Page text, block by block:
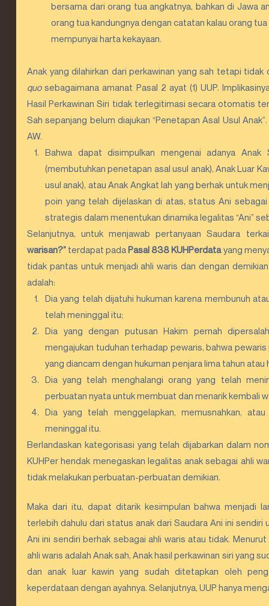
bersama dari orang tua angkatnya, bahkan di Jawa
orang tua kandungnya dengan catatan kalau orang
mempunyai harta kekayaan.
Anak yang dilahirkan dari perkawinan yang sah tetapi
quo sebagaimana amanat Pasal 2 ayat (1) UUP.
Hasil Perkawinan Siri tidak terlegitimasi secara otomatis
Sah sepanjang belum diajukan “Penetapan Asal Usul
AW.
Bahwa dapat disimpulkan mengenai adanya Anak
(membutuhkan penetapan asal usul anak), Anak Luar
usul anak), atau Anak Angkat lah yang berhak untuk
poin yang telah dijelaskan di atas, status Ani sebagai
strategis dalam menentukan dinamika legalitas “Ani”
Selanjutnya, untuk menjawab pertanyaan Saudara
warisan?” terdapat pada Pasal 838 KUHPerdata yang
tidak pantas untuk menjadi ahli waris dan dengan
adalah:
Dia yang telah dijatuhi hukuman karena membunuh
telah meninggal itu;
Dia yang dengan putusan Hakim pernah
mengajukan tuduhan terhadap pewaris, bahwa
yang diancam dengan hukuman penjara lima tahun atau
Dia yang telah menghalangi orang yang telah
perbuatan nyata untuk membuat dan menarik kembali
Dia yang telah menggelapkan, memusnahkan,
meninggal itu.
Berlandaskan kategorisasi yang telah dijabarkan dalam
KUHPer hendak menegaskan legalitas anak sebagai ahli
tidak melakukan perbuatan-perbuatan demikian.
Maka dari itu, dapat ditarik kesimpulan bahwa menjadi
terlebih dahulu dari status anak dari Saudara Ani ini sendiri
Ani ini sendiri berhak sebagai ahli waris atau tidak.
ahli waris adalah Anak sah, Anak hasil perkawinan siri yang
dan anak luar kawin yang sudah ditetapkan oleh
keperdataan dengan ayahnya. Selanjutnya, UUP hanya